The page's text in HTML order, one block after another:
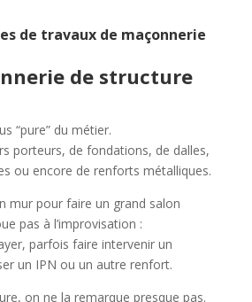
de travaux de maçonnerie
de structure
“pure” du métier.
porteurs, de fondations, de dalles,
ou encore de renforts métalliques.
mur pour faire un grand salon
pas à l’improvisation :
parfois faire intervenir un
un IPN ou un autre renfort.
on ne la remarque presque pas.